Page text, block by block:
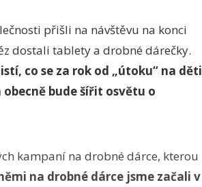
přišli na návštěvu na konci
dostali tablety a drobné dárečky.
co se za rok od „útoku“ na děti
bude šířit osvětu o
kampaní na drobné dárce, kterou
na drobné dárce jsme začali v